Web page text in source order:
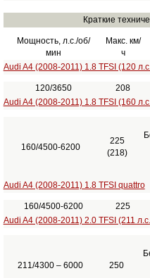
Краткие
Мощность, л.с./об/
мин
Макс. км/
ч
Audi A4 (2008-2011) 1.8 TFSI (120
120/3650 208
Audi A4 (2008-2011) 1.8 TFSI (160
160/4500-6200
225
(218)
Audi A4 (2008-2011) 1.8 TFSI quattro
160/4500-6200 225
Audi A4 (2008-2011) 2.0 TFSI (211
211/4300 – 6000 250